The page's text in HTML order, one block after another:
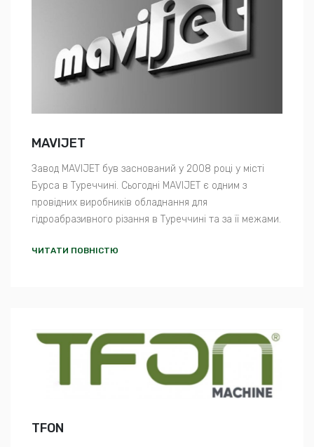
MAVIJET
Завод MAVIJET був заснований у 2008 році у місті
Бурса в Туреччині. Сьогодні MAVIJET є одним з
провідних виробників обладнання для
гідроабразивного різання в Туреччині та за її межами.
ЧИТАТИ ПОВНІСТЮ
TFON